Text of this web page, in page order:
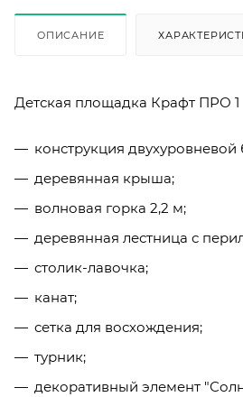
ОПИСАНИЕ
Детская площадка Крафт ПРО 1
конструкция
деревянная крыша;
волновая горка 2,2 м;
деревянная лестница с
столик-лавочка;
канат;
сетка для восхождения;
турник;
декоративный элемент